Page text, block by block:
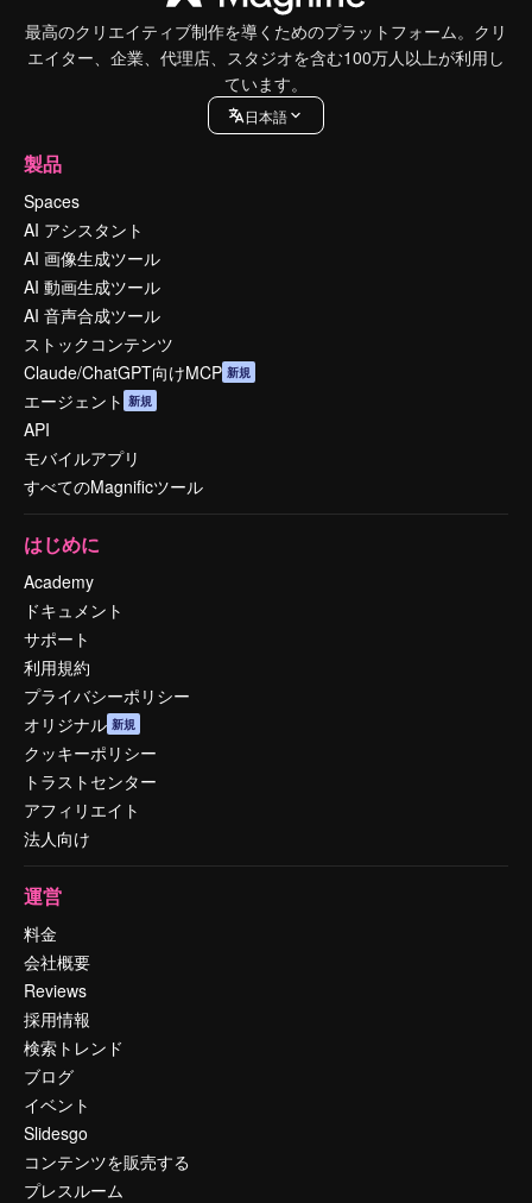
最高のクリエイティブ制作を導くためのプラットフォーム。クリ
エイター、企業、代理店、スタジオを含む100万人以上が利用し
ています。
日本語
製品
Spaces
AI アシスタント
AI 画像生成ツール
AI 動画生成ツール
AI 音声合成ツール
ストックコンテンツ
Claude/ChatGPT向けMCP 新規
エージェント 新規
API
モバイルアプリ
すべてのMagnificツール
はじめに
Academy
ドキュメント
サポート
利用規約
プライバシーポリシー
オリジナル 新規
クッキーポリシー
トラストセンター
アフィリエイト
法人向け
運営
料金
会社概要
Reviews
採用情報
検索トレンド
ブログ
イベント
Slidesgo
コンテンツを販売する
プレスルーム